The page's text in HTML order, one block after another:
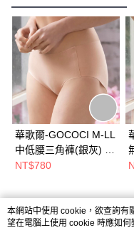
華歌爾-GOCOCI M-LL
中低腰三角褲(銀灰) 無
痕內褲-NS9365LG
NT$780
熱門標籤
本網站中使用 cookie，欲查詢有
望在電腦上使用 cookie 時應如